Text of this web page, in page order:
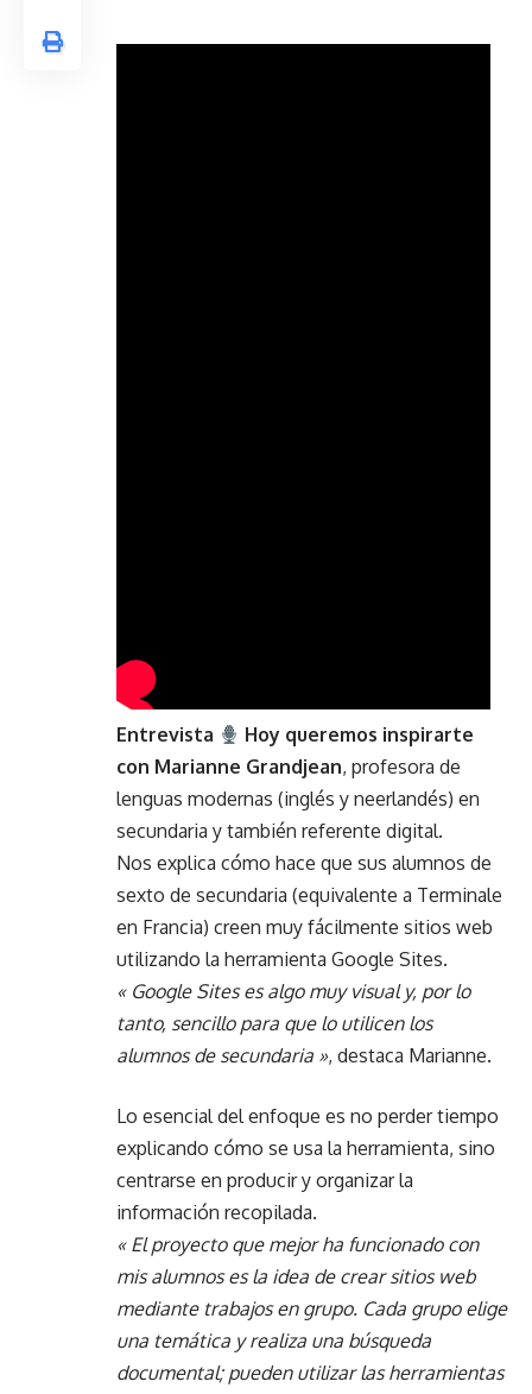
Entrevista
Hoy queremos inspirarte
con Marianne Grandjean, profesora de
lenguas modernas (inglés y neerlandés) en
secundaria y también referente digital.
Nos explica cómo hace que sus alumnos de
sexto de secundaria (equivalente a Terminale
en Francia) creen muy fácilmente sitios web
utilizando la herramienta Google Sites.
« Google Sites es algo muy visual y, por lo
tanto, sencillo para que lo utilicen los
alumnos de secundaria », destaca Marianne.
Lo esencial del enfoque es no perder tiempo
explicando cómo se usa la herramienta, sino
centrarse en producir y organizar la
información recopilada.
« El proyecto que mejor ha funcionado con
mis alumnos es la idea de crear sitios web
mediante trabajos en grupo. Cada grupo elige
una temática y realiza una búsqueda
documental; pueden utilizar las herramientas